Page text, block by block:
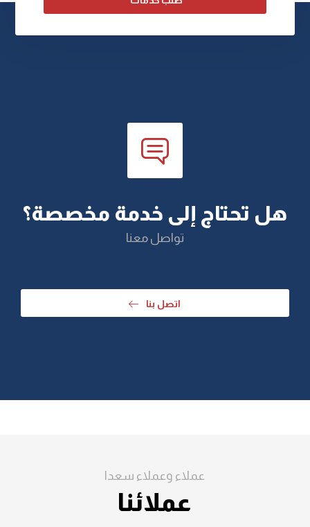
هل تحتاج إلى خدمة مخصصة؟
تواصل معنا
اتصل بنا
عملاء وعملاء سعدا
عملائنا